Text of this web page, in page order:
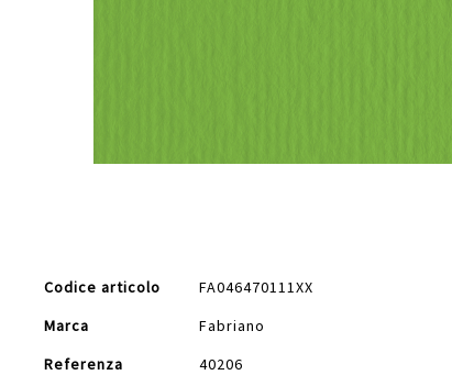
immagini
Maggiori
Codice articolo
FA046470111XX
Marca
Fabriano
Referenza
40206